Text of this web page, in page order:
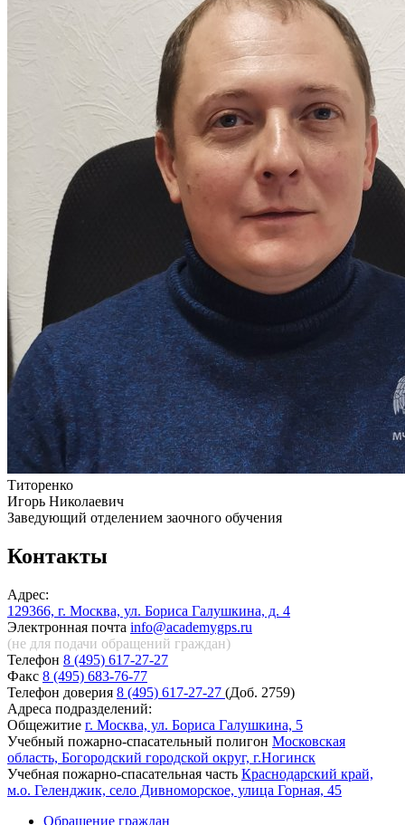
Титоренко
Игорь Николаевич
Заведующий отделением заочного обучения
Контакты
Адрес:
129366, г. Москва, ул. Бориса Галушкина, д. 4
Электронная почта info@academygps.ru
(не для подачи обращений граждан)
Телефон 8 (495) 617-27-27
Факс 8 (495) 683-76-77
Телефон доверия 8 (495) 617-27-27 (Доб. 2759)
Адреса подразделений:
Общежитие г. Москва, ул. Бориса Галушкина, 5
Учебный пожарно-спасательный полигон Московская
область, Богородский городской округ, г.Ногинск
Учебная пожарно-спасательная часть Краснодарский край,
м.о. Геленджик, село Дивноморское, улица Горная, 45
Обращение граждан